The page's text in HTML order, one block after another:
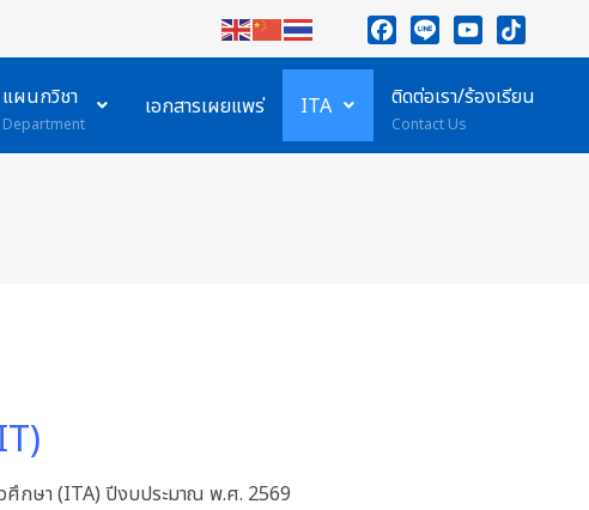
Facebook
LineYouTube
TikTok
แผนกวิชา
Department
เอกสารเผยแพร่ ITA ติดต่อเรา/ร้องเรียน
Contact Us
ศึกษา (ITA) ปีงบประมาณ พ.ศ. 2569